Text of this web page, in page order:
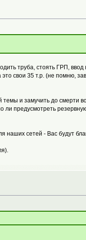
труба, стоять ГРП,
свои 35 т.р. (не помню,
темы и замучить до смерти
ли предусмотреть
сетей - Вас будут